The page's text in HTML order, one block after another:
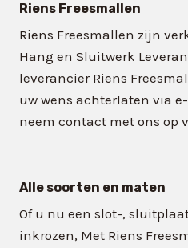
Riens Freesmallen
Riens Freesmallen zijn
Hang en Sluitwerk
leverancier Riens
uw wens achterlaten via
neem contact met ons op
Alle soorten en maten
Of u nu een slot-,
inkrozen, Met Riens